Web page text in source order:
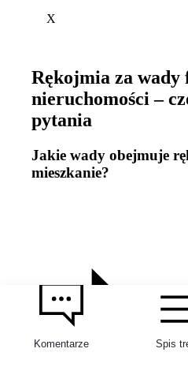
X
Rękojmia za wady
nieruchomości –
pytania
Jakie wady obejmuje
mieszkanie?
Komentarze Spis